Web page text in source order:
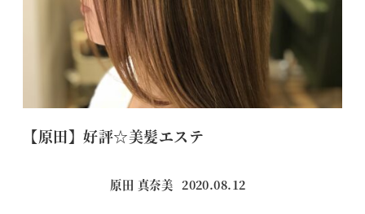
【原田】好評☆美髪エステ
原田 真奈美 投稿日
2020.08.12